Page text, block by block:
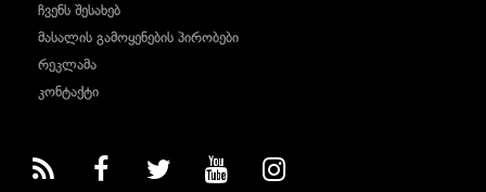
ჩვენს შესახებ
მასალის გამოყენების პირობები
რეკლამა
კონტაქტი